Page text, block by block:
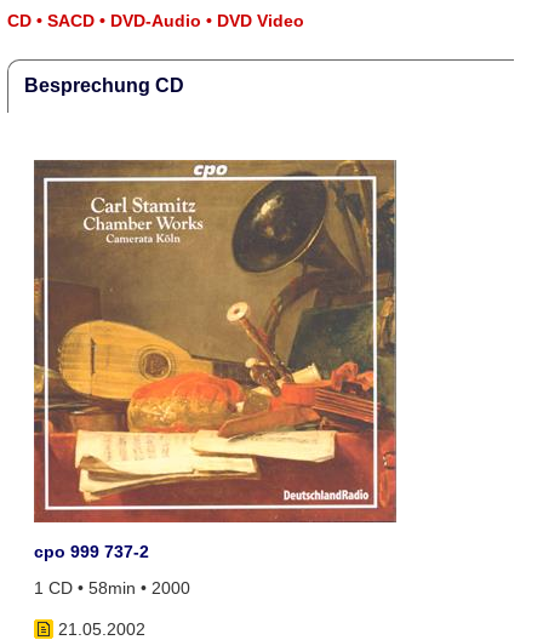
CD • SACD • DVD-Audio • DVD Video
Besprechung CD
cpo 999 737-2
1 CD • 58min • 2000
21.05.2002